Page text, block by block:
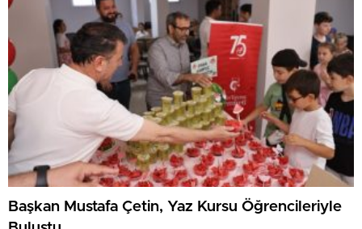
Başkan Mustafa Çetin, Yaz Kursu Öğrencileriyle